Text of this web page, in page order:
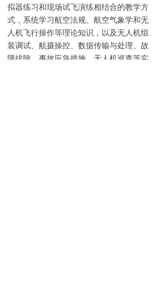
培训教育
新闻中心
服务与支持
拟器练习和现场试飞演练相结合的教学方
式，系统学习航空法规、航空气象学和无
人机飞行操作等理论知识，以及无人机组
装调试、航摄操控、数据传输与处理、故
障排除、事故应急措施、无人机巡查等实